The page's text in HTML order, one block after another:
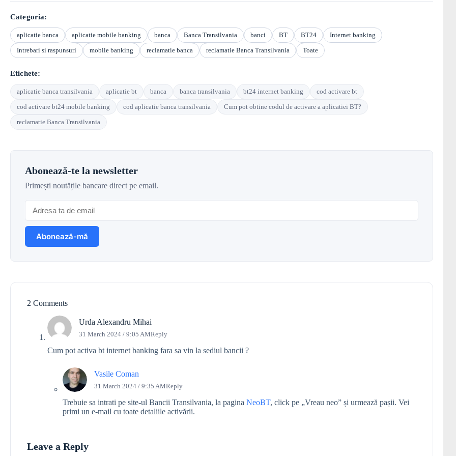
Categoria:
aplicatie banca aplicatie mobile banking banca Banca Transilvania banci BT BT24
Internet banking
Intrebari si raspunsuri
mobile banking reclamatie banca reclamatie Banca Transilvania Toate
Etichete:
aplicatie banca transilvania aplicatie bt banca banca transilvania bt24 internet banking
cod activare bt
cod activare bt24 mobile banking
cod aplicatie banca transilvania
Cum pot obtine codul de activare a aplicatiei BT?
reclamatie Banca Transilvania
Abonează-te la newsletter
Primești noutățile bancare direct pe email.
2 Comments
Urda Alexandru Mihai
31 March 2024 / 9:05 AMReply
Cum pot activa bt internet banking fara sa vin la sediul bancii ?
Vasile Coman
31 March 2024 / 9:35 AMReply
Trebuie sa intrati pe site-ul Bancii Transilvania, la pagina NeoBT, click pe „Vreau neo” și urmează pașii. Vei
primi un e-mail cu toate detaliile activării.
Leave a Reply